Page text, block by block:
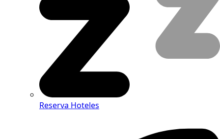
Reserva Hoteles